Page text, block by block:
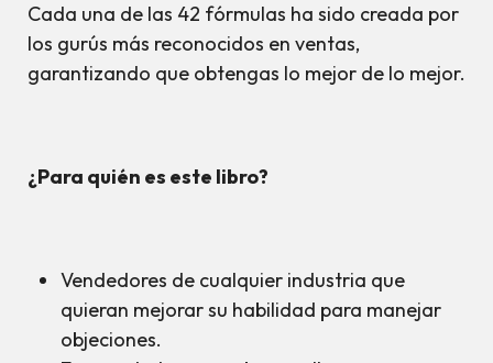
Cada una de las 42 fórmulas ha sido creada por
los gurús más reconocidos en ventas,
garantizando que obtengas lo mejor de lo mejor.
¿Para quién es este libro?
Vendedores de cualquier industria que
quieran mejorar su habilidad para manejar
objeciones.